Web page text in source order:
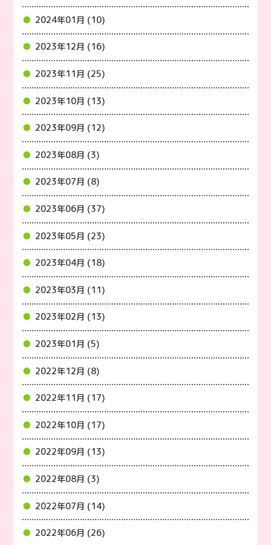
2024年01月 (10)
2023年12月 (16)
2023年11月 (25)
2023年10月 (13)
2023年09月 (12)
2023年08月 (3)
2023年07月 (8)
2023年06月 (37)
2023年05月 (23)
2023年04月 (18)
2023年03月 (11)
2023年02月 (13)
2023年01月 (5)
2022年12月 (8)
2022年11月 (17)
2022年10月 (17)
2022年09月 (13)
2022年08月 (3)
2022年07月 (14)
2022年06月 (26)